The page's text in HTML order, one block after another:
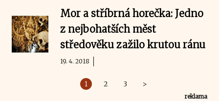
Mor a stříbrná horečka: Jedno
z nejbohatších měst
středověku zažilo krutou ránu
19. 4. 2018
1 2 3 >
reklama